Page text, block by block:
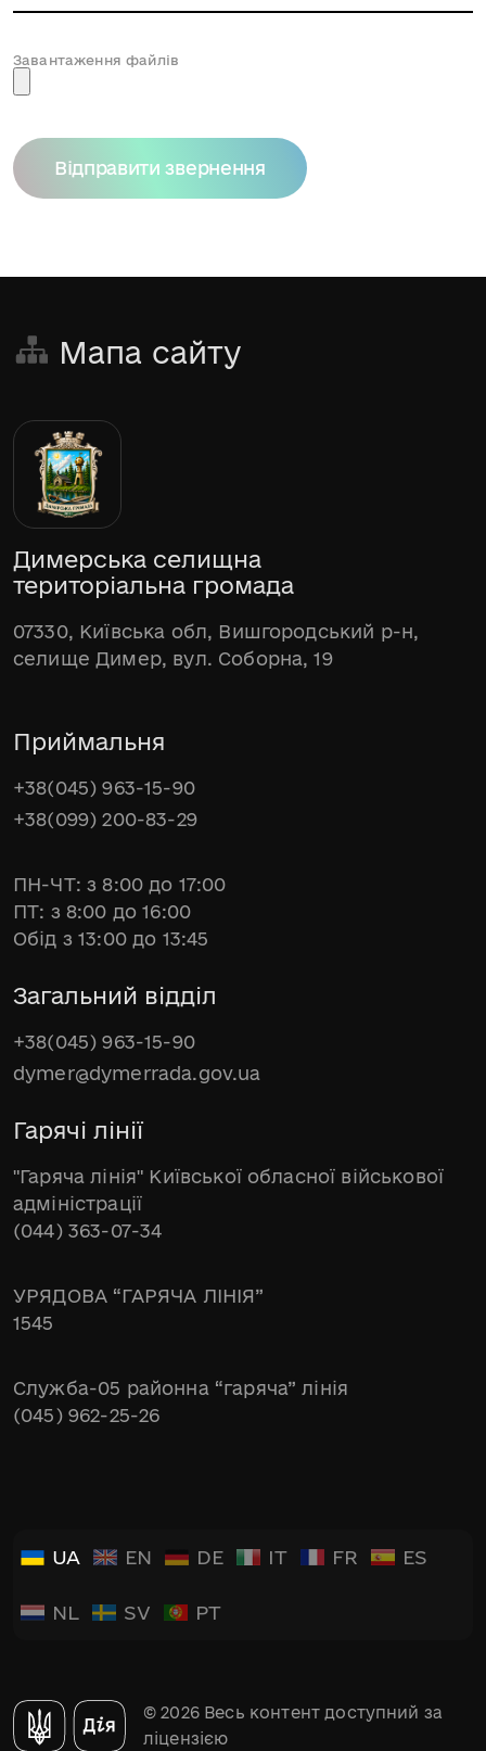
Завантаження файлів
Відправити звернення
Мапа сайту
Димерська селищна
територіальна громада
07330, Київська обл, Вишгородський р-н,
селище Димер, вул. Соборна, 19
Приймальня
+38(045) 963-15-90
+38(099) 200-83-29
ПН-ЧТ: з 8:00 до 17:00
ПТ: з 8:00 до 16:00
Обід з 13:00 до 13:45
Загальний відділ
+38(045) 963-15-90
dymer@dymerrada.gov.ua
Гарячі лінії
"Гаряча лінія" Київської обласної військової
адміністрації
(044) 363-07-34
УРЯДОВА “ГАРЯЧА ЛІНІЯ”
1545
Служба-05 районна “гаряча” лінія
(045) 962-25-26
UA EN DE IT FR ES
NL SV PT
© 2026 Весь контент доступний за
ліцензією